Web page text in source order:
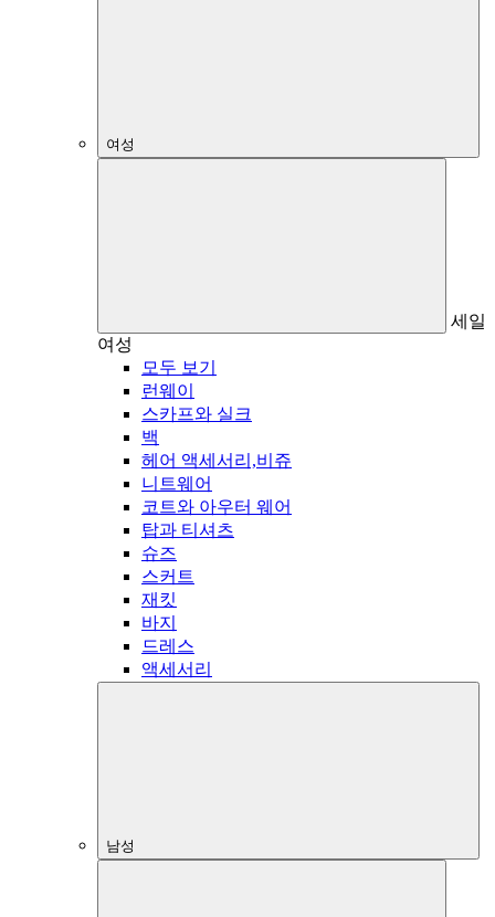
여성
세일
여성
모두 보기
런웨이
스카프와 실크
백
헤어 액세서리,비쥬
니트웨어
코트와 아우터 웨어
탑과 티셔츠
슈즈
스커트
재킷
바지
드레스
액세서리
남성